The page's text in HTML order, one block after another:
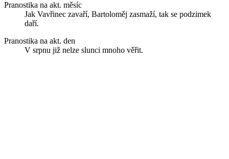
Pranostika na akt. měsíc
Jak Vavřinec zavaří, Bartoloměj zasmaží, tak se podzimek
daří.
Pranostika na akt. den
V srpnu již nelze slunci mnoho věřit.